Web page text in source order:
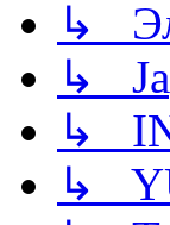
↳
↳
↳
↳